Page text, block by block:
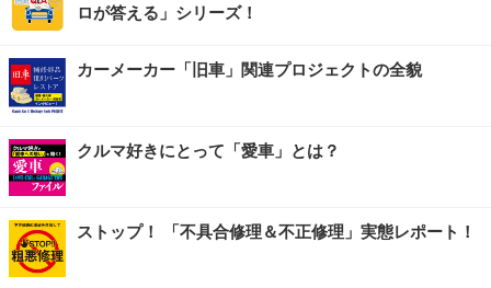
ロが答える」シリーズ！
カーメーカー「旧車」関連プロジェクトの全貌
クルマ好きにとって「愛車」とは？
ストップ！ 「不具合修理＆不正修理」実態レポート！